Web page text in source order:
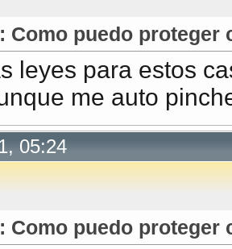
Como puedo
leyes para estos
me auto
05:24
Como puedo